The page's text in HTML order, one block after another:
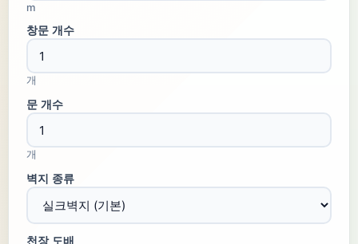
m
창문 개수
개
문 개수
개
벽지 종류
천장 도배